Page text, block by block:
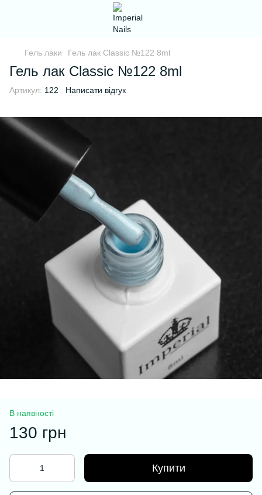
Гель лаки Гель лак Classic №122 8ml
Гель лак Classic №122 8ml
Артикул: 122 Написати відгук
В наявності
130 грн
Купити